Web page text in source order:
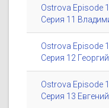
Ostrova Episode
Серия 11
Ostrova Episode
Серия 12
Ostrova Episode
Серия 13